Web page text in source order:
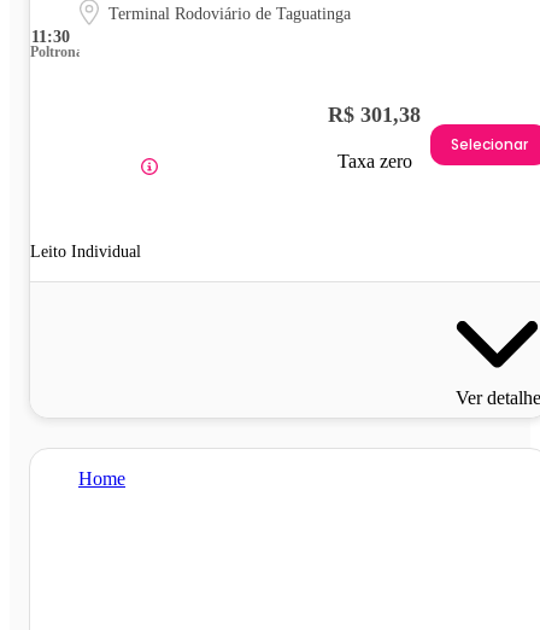
11:30
Terminal Rodoviário de Taguatinga
Poltrona
Leito Individual
R$ 301,38
Taxa zero
Selecionar
Ver
Home